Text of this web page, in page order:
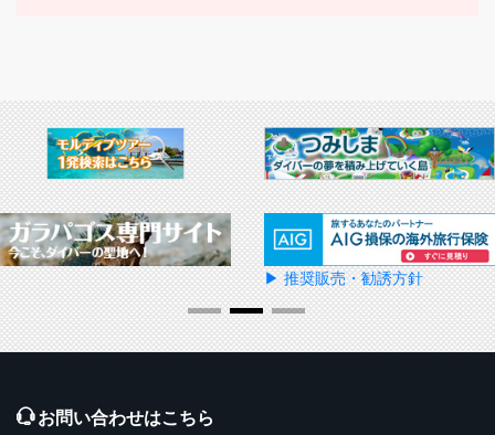
▶ 推奨販売・勧誘方針
お問い合わせはこちら